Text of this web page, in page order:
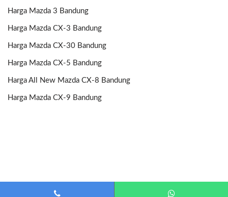
Harga Mazda 3 Bandung
Harga Mazda CX-3 Bandung
Harga Mazda CX-30 Bandung
Harga Mazda CX-5 Bandung
Harga All New Mazda CX-8 Bandung
Harga Mazda CX-9 Bandung